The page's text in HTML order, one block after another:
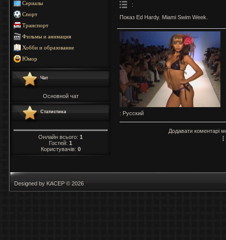
Сериалы
Спорт
Транспорт
Фильмы и анимация
Хобби и образование
Юмор
Чат
Основной чат
Статистика
Онлайн всього: 1
Гостей: 1
Користувачів: 0
:
Показ Ed Hardy. Miami Swim Week.
: Русский
Додавати коментарі
[
Designed by KACEP © 2026